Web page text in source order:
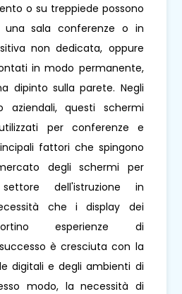
o su treppiede possono
una sala conferenze o in
non dedicata, oppure
in modo permanente,
dipinto sulla parete. Negli
aziendali, questi schermi
per conferenze e
fattori che spingono
degli schermi per
dell'istruzione in
che i display dei
esperienze di
è cresciuta con la
digitali e degli ambienti di
modo, la necessità di